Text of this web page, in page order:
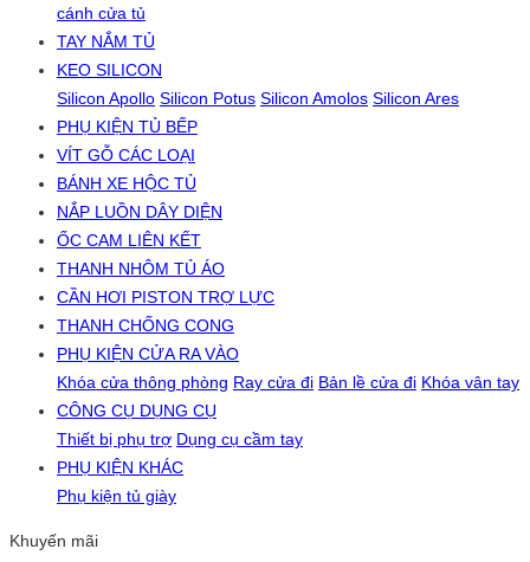
cánh cửa tủ
TAY NẮM TỦ
KEO SILICON
Silicon Apollo Silicon Potus Silicon Amolos Silicon Ares
PHỤ KIỆN TỦ BẾP
VÍT GỖ CÁC LOẠI
BÁNH XE HỘC TỦ
NẮP LUỒN DÂY DIỆN
ỐC CAM LIÊN KẾT
THANH NHÔM TỦ ÁO
CẦN HƠI PISTON TRỢ LỰC
THANH CHỐNG CONG
PHỤ KIỆN CỬA RA VÀO
Khóa cửa thông phòng Ray cửa đi Bản lề cửa đi Khóa vân tay
CÔNG CỤ DỤNG CỤ
Thiết bị phụ trợ Dụng cụ cầm tay
PHỤ KIỆN KHÁC
Phụ kiện tủ giày
Khuyến mãi